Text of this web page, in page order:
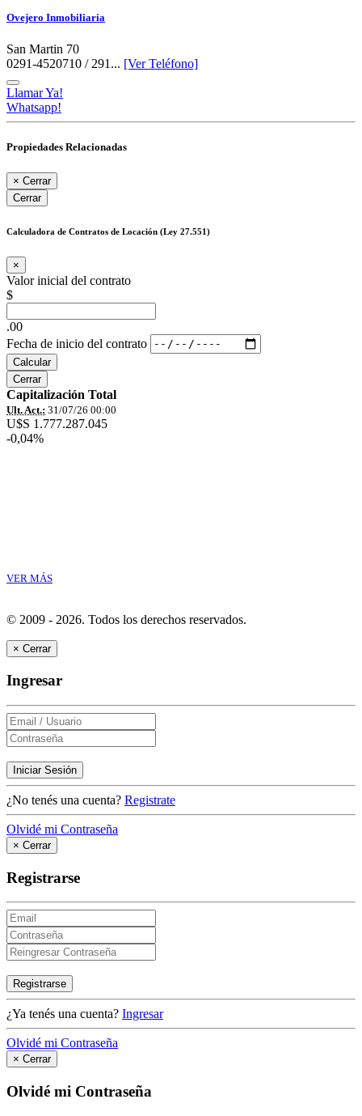
Ovejero Inmobiliaria
San Martin 70
0291-4520710 / 291... [Ver Teléfono]
Llamar Ya!
Whatsapp!
Propiedades Relacionadas
× Cerrar
Cerrar
Calculadora de Contratos de Locación (Ley 27.551)
×
Valor inicial del contrato
$
.00
Fecha de inicio del contrato
Calcular
Cerrar
Capitalización Total
Ult. Act.: 31/07/26 00:00
U$S 1.777.287.045
-0,04%
VER MÁS
© 2009 - 2026. Todos los derechos reservados.
× Cerrar
Ingresar
Iniciar Sesión
¿No tenés una cuenta? Registrate
Olvidé mi Contraseña
× Cerrar
Registrarse
Registrarse
¿Ya tenés una cuenta? Ingresar
Olvidé mi Contraseña
× Cerrar
Olvidé mi Contraseña